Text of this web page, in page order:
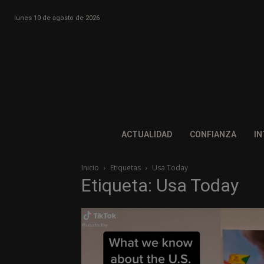
lunes 10 de agosto de 2026
ACTUALIDAD CONFIANZA
Inicio Etiquetas Usa Today
Etiqueta: Usa Today